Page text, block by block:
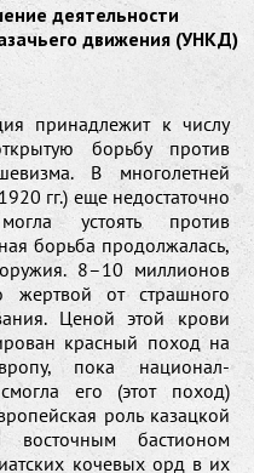
деятельности
движения (УНКД)
принадлежит к числу
борьбу против
В многолетней
гг.) еще недостаточно
устоять против
борьба продолжалась,
8–10 миллионов
жертвой от страшного
Ценой этой крови
красный поход на
пока национал-
его (этот поход)
роль казацкой
восточным бастионом
кочевых орд в их